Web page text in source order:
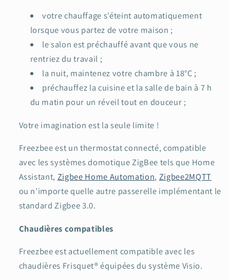
votre chauffage s'éteint automatiquement
lorsque vous partez de votre maison ;
le salon est préchauffé avant que vous ne
rentriez du travail ;
la nuit, maintenez votre chambre à 18°C ;
préchauffez la cuisine et la salle de bain à 7 h
du matin pour un réveil tout en douceur ;
Votre imagination est la seule limite !
Freezbee est un thermostat connecté, compatible
avec les systèmes domotique ZigBee tels que Home
Assistant, Zigbee Home Automation, Zigbee2MQTT
ou n’importe quelle autre passerelle implémentant le
standard Zigbee 3.0.
Chaudières compatibles
Freezbee est actuellement compatible avec les
chaudières Frisquet® équipées du système Visio.